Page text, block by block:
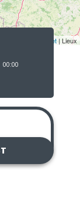
Leaflet | Lieux
00:00